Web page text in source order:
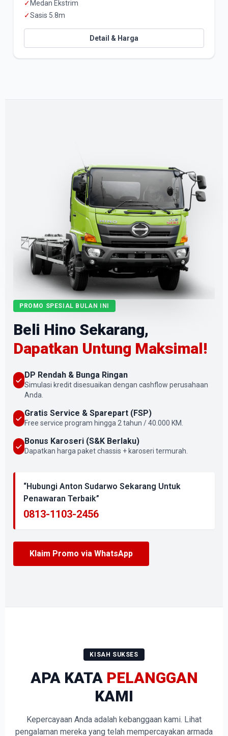
✓ Medan Ekstrim
✓Sasis 5.8m
Detail & Harga
PROMO SPESIAL BULAN INI
Beli Hino Sekarang,
Dapatkan Untung Maksimal!
DP Rendah & Bunga Ringan
Simulasi kredit disesuaikan dengan cashflow perusahaan
Anda.
Gratis Service & Sparepart (FSP)
Free service program hingga 2 tahun / 40.000 KM.
Bonus Karoseri (S&K Berlaku)
Dapatkan harga paket chassis + karoseri termurah.
“Hubungi Anton Sudarwo Sekarang Untuk
Penawaran Terbaik”
0813-1103-2456
Klaim Promo via WhatsApp
KISAH SUKSES
APA KATA PELANGGAN
KAMI
Kepercayaan Anda adalah kebanggaan kami. Lihat
pengalaman mereka yang telah mempercayakan armada